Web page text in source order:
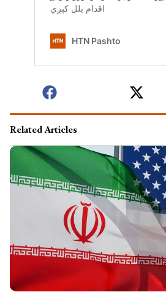
Related Articles